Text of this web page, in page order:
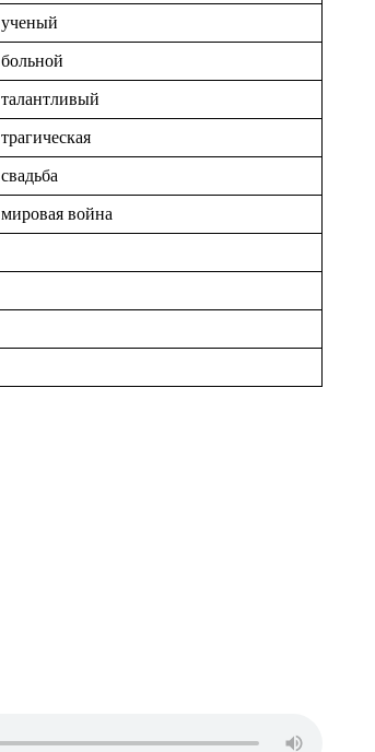
ученый
больной
талантливый
трагическая
свадьба
мировая война